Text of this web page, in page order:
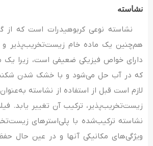
نشاسته
نشاسته نوعی کربوهیدرات است که از
هم‌چنین یک ماده خام زیست‌تخریب‌پذیر و
دارای خواص فیزیکی ضعیفی است، زیرا
که در آب حل می‌شود و با خشک شدن
لازم است قبل از استفاده از نشاسته
زیست‌تخریب‌پذیر، ترکیب آن تغییر یابد.
نشاسته ترکیب‌شده با پلی‌استرهای
ویژگی‌های مکانیکی آنها و در عین حال